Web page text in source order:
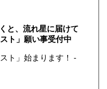
と、流れ星に届けて
ト」願い事受付中
ト」始まります！ -